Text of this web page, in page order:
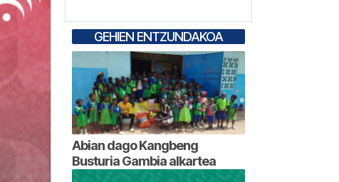
GEHIEN ENTZUNDAKOA
Abian dago Kangbeng
Busturia Gambia alkartea